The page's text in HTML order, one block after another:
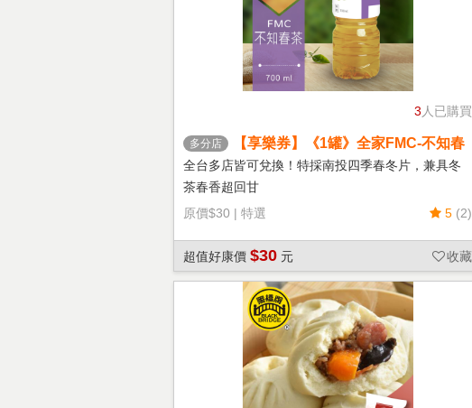
3 人已購買
多分店
【享樂券】《1罐》全家FMC-不知春
茶
全台多店皆可兌換！特採南投四季春冬片，兼具冬
茶春香超回甘
原價$30 | 特選 5 (2)
超值好康價 $30 元 收藏